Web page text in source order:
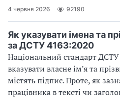
4 червня 2026 92190
Як указувати імена та
за ДСТУ 4163:2020
Національний стандарт
вказувати власне ім’я та
містять підпис. Проте, як
працівника в тексті чи